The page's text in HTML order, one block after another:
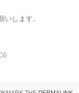
します。